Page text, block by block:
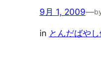
9月 1, 2009—
in とんだばやし